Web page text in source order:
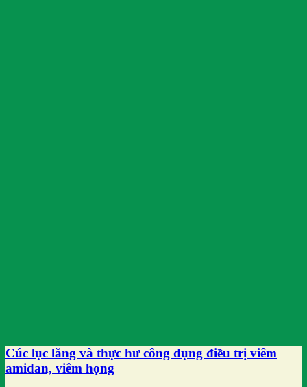
Cúc lục lăng và thực hư công dụng điều trị viêm
amidan, viêm họng